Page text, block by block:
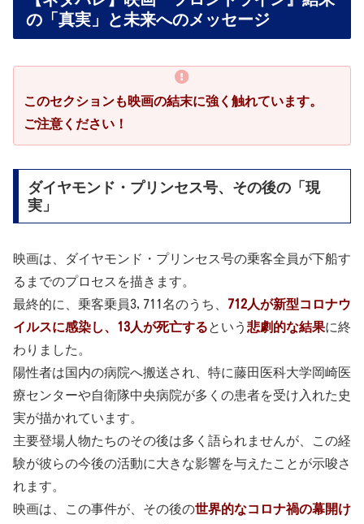
の「真実」と未来へのメッセージ
このセクションも映画の結末に強く触れています。
ご注意ください！
ダイヤモンド・プリンセス号、その後の「現
実」
映画は、ダイヤモンド・プリンセス号の乗客全員が下船す
るまでのプロセスを描きます。
最終的に、乗客乗員3,711名のうち、 712人が新型コロナウ
イルスに感染し、13人が死亡するという 悲劇的な結果に終
わりました。
陽性者は国内の病院へ搬送され、特に藤田医科大学岡崎医
療センターや自衛隊中央病院が多くの患者を受け入れた史
実が描かれています。
主要登場人物たちのその後は多く語られませんが、この経
験が彼らの今後の活動に大きな影響を与えたことが示唆さ
れます。
映画は、この事件が、その後の世界的なコロナ禍の幕開け